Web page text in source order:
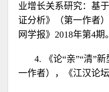
业增长关系研究：基
证分析》（第一作者
网学报》2018年第4期。
4. 《论“亲”“清”
一作者），《江汉论坛